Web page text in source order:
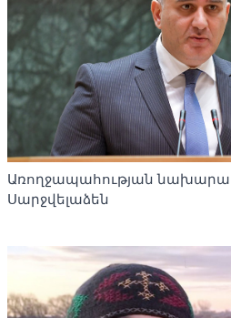
Առողջապահության
Սարջվելաձեն